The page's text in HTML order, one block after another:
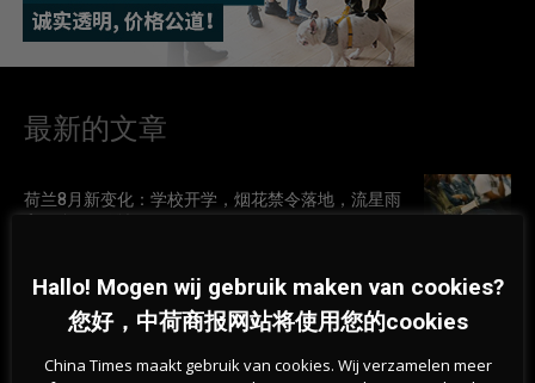
最新的文章
荷兰8月新变化：学校开学，烟花禁令落地，流星雨
和日食同天登场
荷兰热浪持续，专家称身体可以“学会”应对高温
Hallo! Mogen wij gebruik maken van cookies?
您好，中荷商报网站将使用您的cookies
China Times maakt gebruik van cookies. Wij verzamelen meer